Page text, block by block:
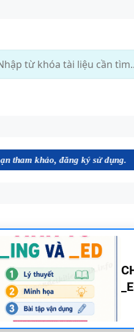
ký sử dụng.